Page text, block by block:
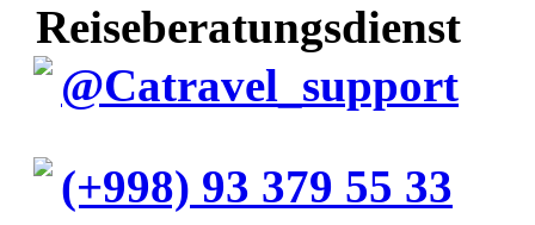
Reiseberatungsdienst
@Catravel_support
(+998) 93 379 55 33